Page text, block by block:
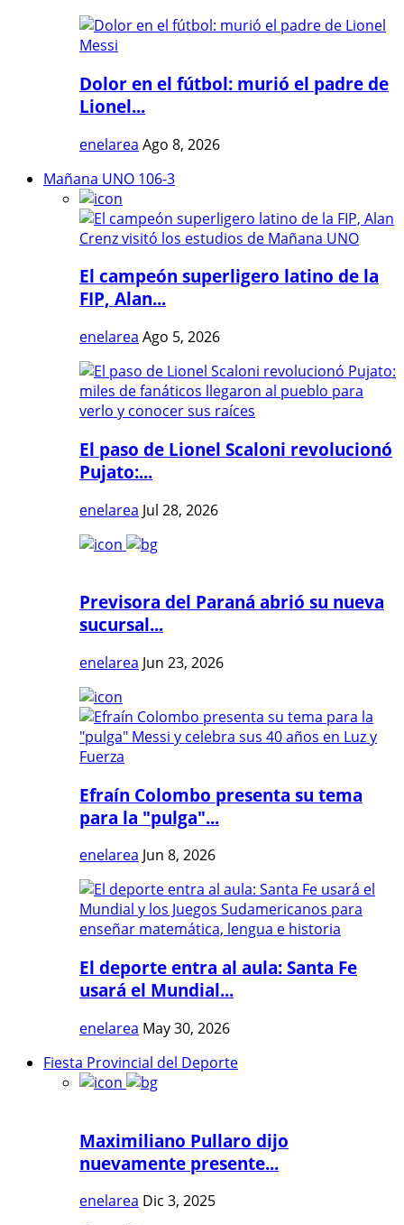
Dolor en el fútbol: murió el padre de
Lionel...
enelarea Ago 8, 2026
Mañana UNO 106-3
El campeón superligero latino de la
FIP, Alan...
enelarea Ago 5, 2026
El paso de Lionel Scaloni revolucionó
Pujato:...
enelarea Jul 28, 2026
Previsora del Paraná abrió su nueva
sucursal...
enelarea Jun 23, 2026
Efraín Colombo presenta su tema
para la "pulga"...
enelarea Jun 8, 2026
El deporte entra al aula: Santa Fe
usará el Mundial...
enelarea May 30, 2026
Fiesta Provincial del Deporte
Maximiliano Pullaro dijo
nuevamente presente...
enelarea Dic 3, 2025